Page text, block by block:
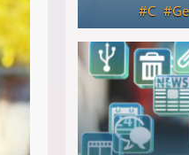
C
↻ Täglich neue